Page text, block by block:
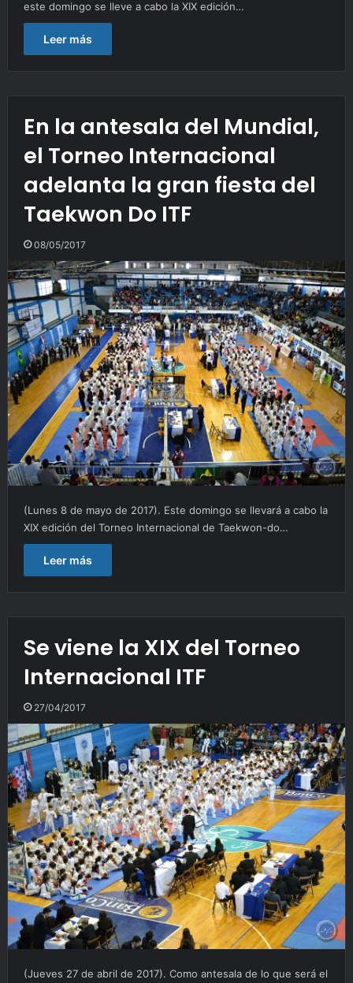
este domingo se lleve a cabo la XIX edición…
Leer más
En la antesala del Mundial,
el Torneo Internacional
adelanta la gran fiesta del
Taekwon Do ITF
08/05/2017
(Lunes 8 de mayo de 2017). Este domingo se llevará a cabo la
XIX edición del Torneo Internacional de Taekwon-do…
Leer más
Se viene la XIX del Torneo
Internacional ITF
27/04/2017
(Jueves 27 de abril de 2017). Como antesala de lo que será el